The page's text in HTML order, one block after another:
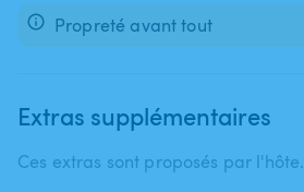
Propreté avant tout
Extras supplémentaires
Ces extras sont proposés par l'hôte.